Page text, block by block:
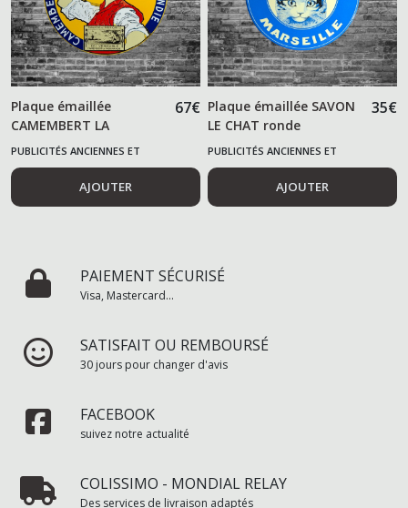
Plaque émaillée
CAMEMBERT LA
LAITIERE Normandie
67€
PUBLICITÉS ANCIENNES ET
ALIMENTAIRES
AJOUTER
Plaque émaillée SAVON
LE CHAT ronde
35€
PUBLICITÉS ANCIENNES ET
ALIMENTAIRES
AJOUTER
PAIEMENT SÉCURISÉ
Visa, Mastercard...
SATISFAIT OU REMBOURSÉ
30 jours pour changer d'avis
FACEBOOK
suivez notre actualité
COLISSIMO - MONDIAL RELAY
Des services de livraison adaptés